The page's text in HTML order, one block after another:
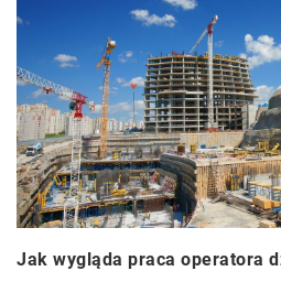
Jak wygląda praca operatora